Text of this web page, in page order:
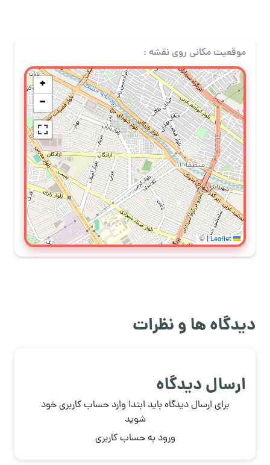
موقعیت مکانی روی نقشه :
+
−
|
©
دیدگاه ها و نظرات
ارسال دیدگاه
برای ارسال دیدگاه باید ابتدا وارد حساب کاربری خود
شوید
ورود به حساب کاربری